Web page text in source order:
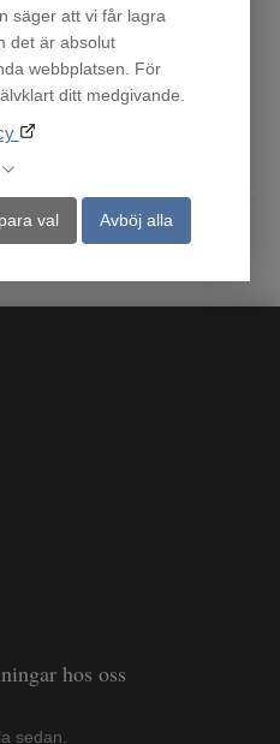
säger att vi får lagra
det är absolut
webbplatsen. För
ditt medgivande.
val Avböj alla
Fåtal i lager!
795
hos oss
sedan.